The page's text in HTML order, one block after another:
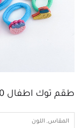
طقم توك اطفال 20 قطعه مستورده
المقاس, اللون